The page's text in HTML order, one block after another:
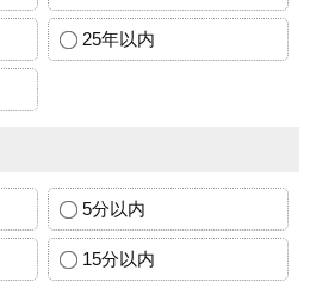
25年以内
5分以内
15分以内